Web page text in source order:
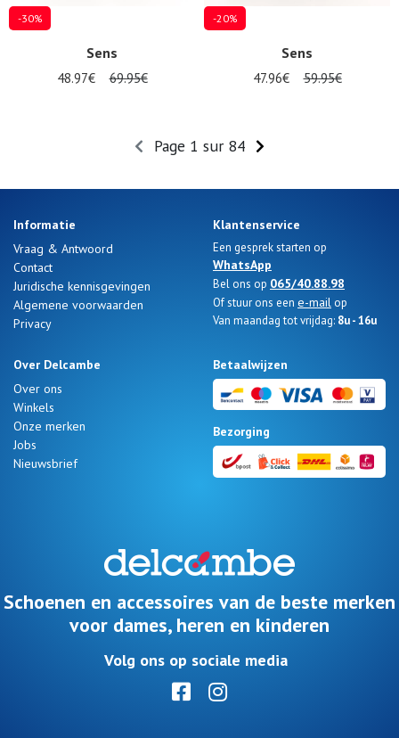
-30%
Sens
48.97€ 69.95€
-20%
Sens
47.96€ 59.95€
Page 1 sur 84
Informatie
Vraag & Antwoord
Contact
Juridische kennisgevingen
Algemene voorwaarden
Privacy
Klantenservice
Een gesprek starten op
WhatsApp
Bel ons op 065/40.88.98
Of stuur ons een e-mail op
Van maandag tot vrijdag: 8u - 16u
Over Delcambe
Over ons
Winkels
Onze merken
Jobs
Nieuwsbrief
Betaalwijzen
Bezorging
Schoenen en accessoires van de beste merken
voor dames, heren en kinderen
Volg ons op sociale media